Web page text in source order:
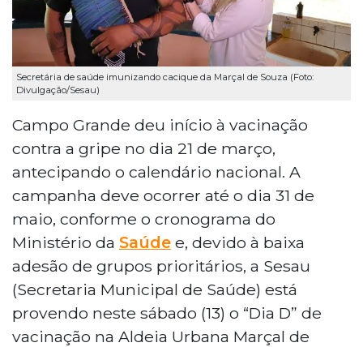
Secretária de saúde imunizando cacique da Marçal de Souza (Foto:
Divulgação/Sesau)
Campo Grande deu início à vacinação
contra a gripe no dia 21 de março,
antecipando o calendário nacional. A
campanha deve ocorrer até o dia 31 de
maio, conforme o cronograma do
Ministério da Saúde e, devido à baixa
adesão de grupos prioritários, a Sesau
(Secretaria Municipal de Saúde) está
provendo neste sábado (13) o “Dia D” de
vacinação na Aldeia Urbana Marçal de